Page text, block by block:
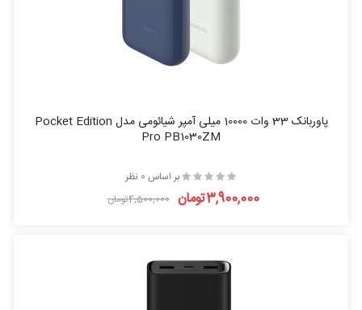
پاوربانک 33 وات 10000 میلی آمپر شیائومی مدل Pocket Edition
Pro PB1030ZM
بر اساس 0 نظر
3,900,000تومان 4,500,000تومان